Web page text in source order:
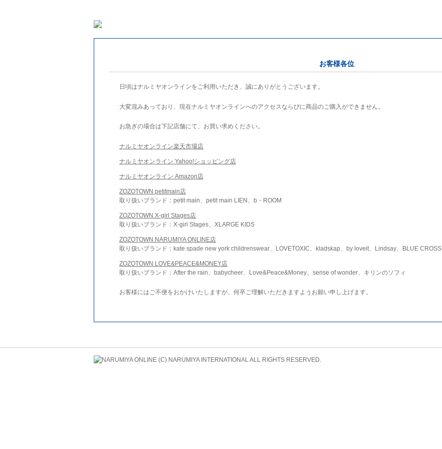
お客様各位
日頃はナルミヤオンラインをご利用いただき、誠にありがとうございます。
大変混みあっており、現在ナルミヤオンラインへのアクセスならびに商品のご購入ができません。
お急ぎの場合は下記店舗にて、お買い求めください。
ナルミヤオンライン楽天市場店
ナルミヤオンライン Yahoo!ショッピング店
ナルミヤオンライン Amazon店
ZOZOTOWN petitmain店
取り扱いブランド：petit main、petit main LIEN、b・ROOM
ZOZOTOWN X-girl Stages店
取り扱いブランド：X-girl Stages、XLARGE KIDS
ZOZOTOWN NARUMIYA ONLINE店
取り扱いブランド：kate spade new york childrenswear、LOVETOXIC、kladskap、by loveit、Lindsay、BLUE CROSS
ZOZOTOWN LOVE&PEACE&MONEY店
取り扱いブランド：After the rain、babycheer、Love&Peace&Money、sense of wonder、キリンのソフィ
お客様にはご不便をおかけいたしますが、何卒ご理解いただきますようお願い申し上げます。